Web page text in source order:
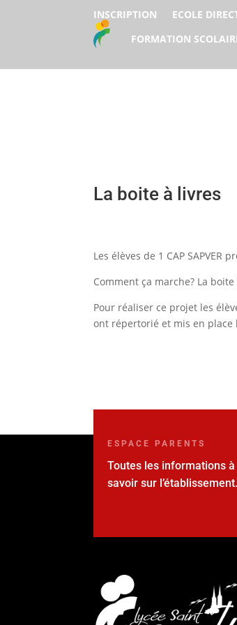
INSCRIPTION ECOLE
FORMATION
La boite à livres
Les élèves de 1 CAP
Comment ça marche? La
Pour réaliser ce projet les
ont répertorié et mis en place
ESPACE PARENTS
Toutes les informations à
savoir sur l’établissement.